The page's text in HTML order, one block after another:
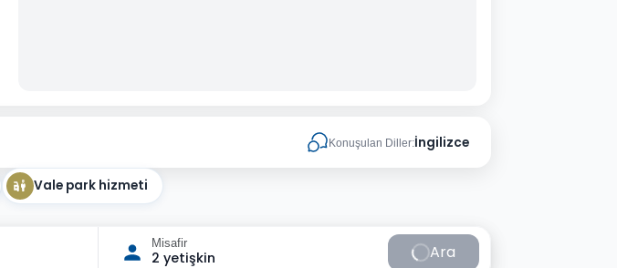
Konuşulan Diller:İngilizce
Vale park hizmeti
Misafir
2 yetişkin Ara